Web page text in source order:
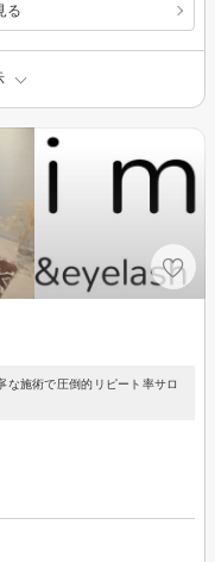
る
施術で圧倒的リピート率サロ